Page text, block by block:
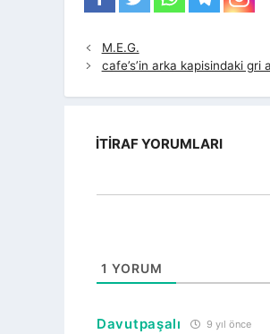
M.E.G.
cafe’s’in arka kapisindaki gri
İTIRAF YORUMLARI
1 YORUM
Davutpaşalı 9 yıl önce